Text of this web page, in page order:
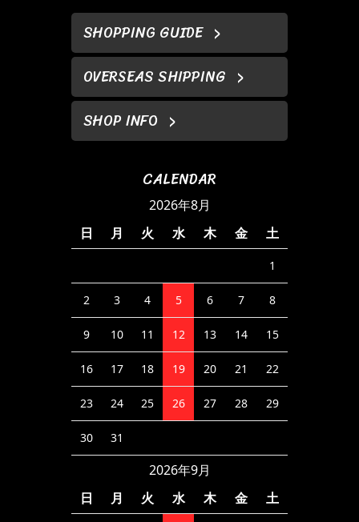
SHOPPING GUIDE
OVERSEAS SHIPPING
SHOP INFO
CALENDAR
2026年8月
日
月 火 水 木 金 土
1
2 3 4 5 6 7 8
9 10 11 12 13 14 15
16 17 18 19 20 21 22
23 24 25 26 27 28 29
30 31
2026年9月
日
月 火 水 木 金 土